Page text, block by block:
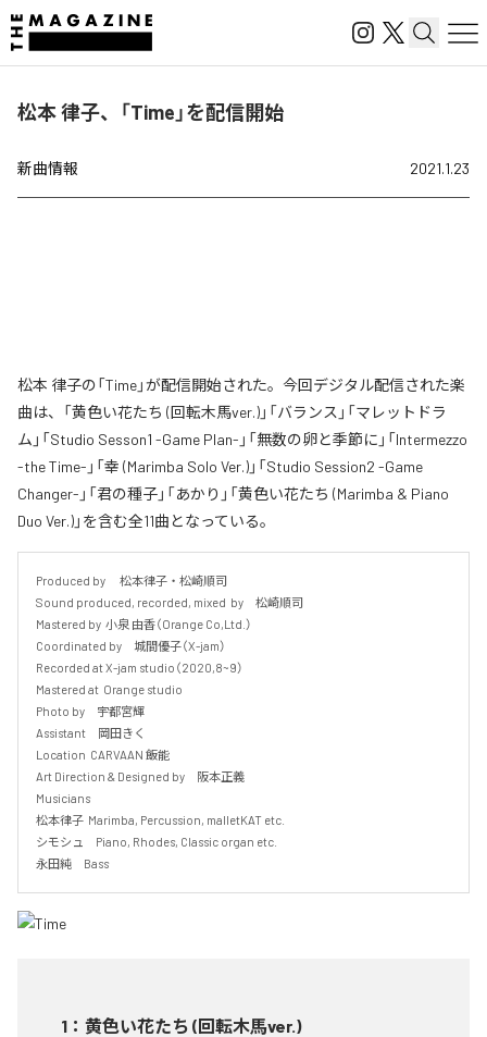
松本 律子、「Time」を配信開始
新曲情報 2021.1.23
松本 律子の「Time」が配信開始された。今回デジタル配信された楽
曲は、「黄色い花たち (回転木馬ver.)」「バランス」「マレットドラ
ム」「Studio Sesson1 -Game Plan-」「無数の卵と季節に」「Intermezzo
-the Time-」「幸 (Marimba Solo Ver.)」「Studio Session2 -Game
Changer-」「君の種子」「あかり」「黄色い花たち (Marimba & Piano
Duo Ver.)」を含む全11曲となっている。
Produced by 　松本律子・松崎順司
Sound produced, recorded, mixed  by　松崎順司
Mastered by  小泉 由香（Orange Co,Ltd.）
Coordinated by　城間優子（X-jam）
Recorded at X-jam studio（2020,8~9）
Mastered at  Orange studio
Photo by　宇都宮輝
Assistant　岡田きく
Location  CARVAAN 飯能
Art Direction & Designed by　阪本正義
Musicians
松本律子  Marimba, Percussion, malletKAT etc.
シモシュ　Piano, Rhodes, Classic organ etc.
永田純　Bass
1 ： 黄色い花たち (回転木馬ver.)